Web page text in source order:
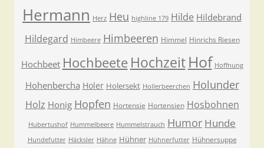
Hermann Herz Heu highline 179 Hilde Hildebrand
Hildegard Himbeere Himbeeren Himmel Hinrichs Riesen
Hochbeet Hochbeete Hochzeit Hof Hoffnung
Hohenbercha Holer Holersekt Hollerbeerchen Holunder
Holz Honig Hopfen Hortensie Hortensien Hosbohnen
Hubertushof Hummelbeere Hummelstrauch Humor Hunde
Hundefutter Häcksler Hähne Hühner Hühnerfutter Hühnersuppe